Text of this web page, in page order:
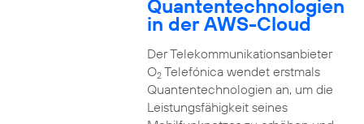
Quantentechnologien
in der AWS-Cloud
Der Telekommunikationsanbieter
O2Telefónica wendet erstmals
Quantentechnologien an, um die
Leistungsfähigkeit seines